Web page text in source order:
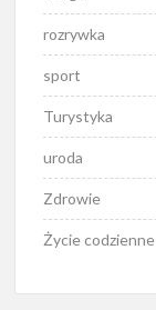
rozrywka
sport
Turystyka
uroda
Zdrowie
Życie codzienne